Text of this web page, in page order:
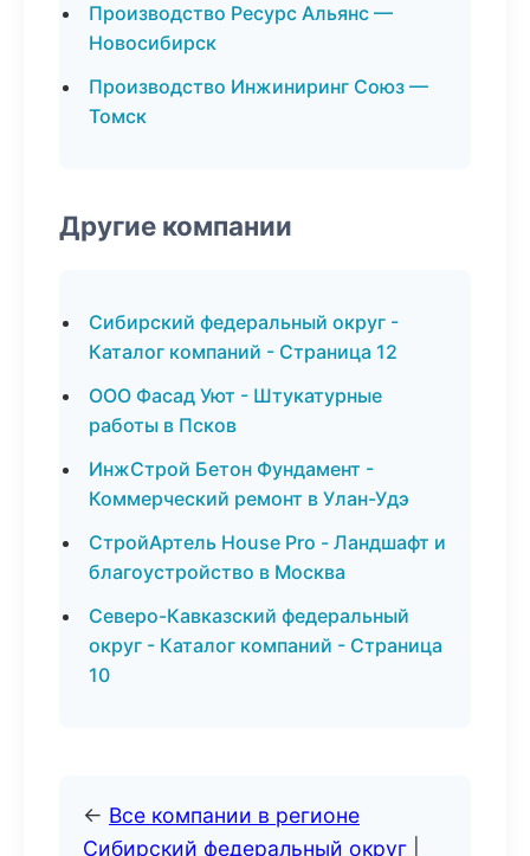
Производство Ресурс Альянс —
Новосибирск
Производство Инжиниринг Союз —
Томск
Другие компании
Сибирский федеральный округ -
Каталог компаний - Страница 12
ООО Фасад Уют - Штукатурные
работы в Псков
ИнжСтрой Бетон Фундамент -
Коммерческий ремонт в Улан-Удэ
СтройАртель House Pro - Ландшафт и
благоустройство в Москва
Северо-Кавказский федеральный
округ - Каталог компаний - Страница
10
← Все компании в регионе
Сибирский федеральный округ